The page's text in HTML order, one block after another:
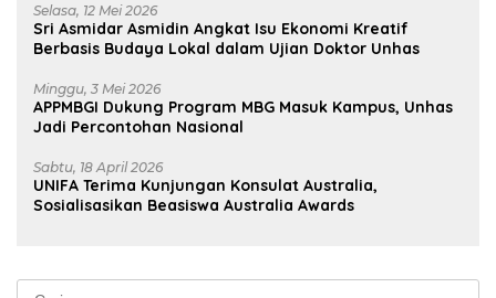
Selasa, 12 Mei 2026
Sri Asmidar Asmidin Angkat Isu Ekonomi Kreatif
Berbasis Budaya Lokal dalam Ujian Doktor Unhas
Minggu, 3 Mei 2026
APPMBGI Dukung Program MBG Masuk Kampus, Unhas
Jadi Percontohan Nasional
Sabtu, 18 April 2026
UNIFA Terima Kunjungan Konsulat Australia,
Sosialisasikan Beasiswa Australia Awards
Cari